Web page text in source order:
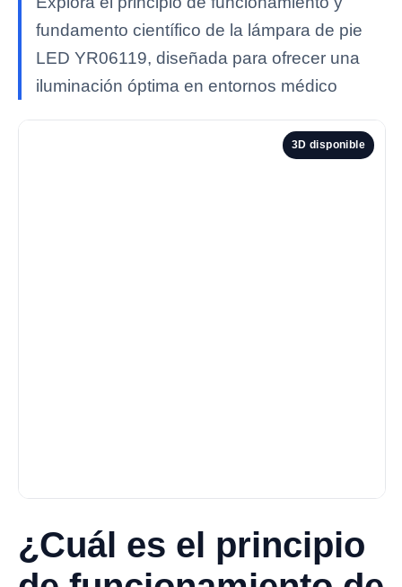
fundamento científico de la lámpara de pie
LED YR06119, diseñada para ofrecer una
iluminación óptima en entornos médico
3D disponible
¿Cuál es el principio